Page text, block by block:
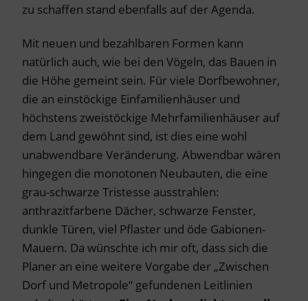
zu schaffen stand ebenfalls auf der Agenda.
Mit neuen und bezahlbaren Formen kann
natürlich auch, wie bei den Vögeln, das Bauen in
die Höhe gemeint sein. Für viele Dorfbewohner,
die an einstöckige Einfamilienhäuser und
höchstens zweistöckige Mehrfamilienhäuser auf
dem Land gewöhnt sind, ist dies eine wohl
unabwendbare Veränderung. Abwendbar wären
hingegen die monotonen Neubauten, die eine
grau-schwarze Tristesse ausstrahlen:
anthrazitfarbene Dächer, schwarze Fenster,
dunkle Türen, viel Pflaster und öde Gabionen-
Mauern. Da wünschte ich mir oft, dass sich die
Planer an eine weitere Vorgabe der „Zwischen
Dorf und Metropole“ gefundenen Leitlinien